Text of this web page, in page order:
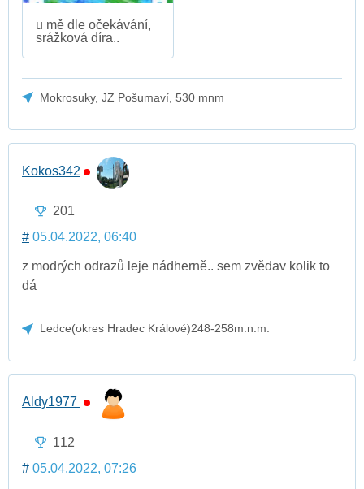
u mě dle očekávání,
srážková díra..
Mokrosuky, JZ Pošumaví, 530 mnm
Kokos342
201
# 05.04.2022, 06:40
z modrých odrazů leje nádherně.. sem zvědav kolik to
dá
Ledce(okres Hradec Králové)248-258m.n.m.
Aldy1977
112
# 05.04.2022, 07:26